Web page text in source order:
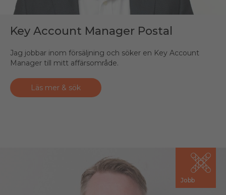
Key Account Manager Postal
Jag jobbar inom försäljning och söker en Key Account
Manager till mitt affärsområde.
Läs mer & sök
Jobb